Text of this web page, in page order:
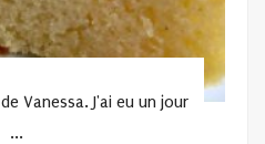
Vanessa. J'ai eu un jour
...